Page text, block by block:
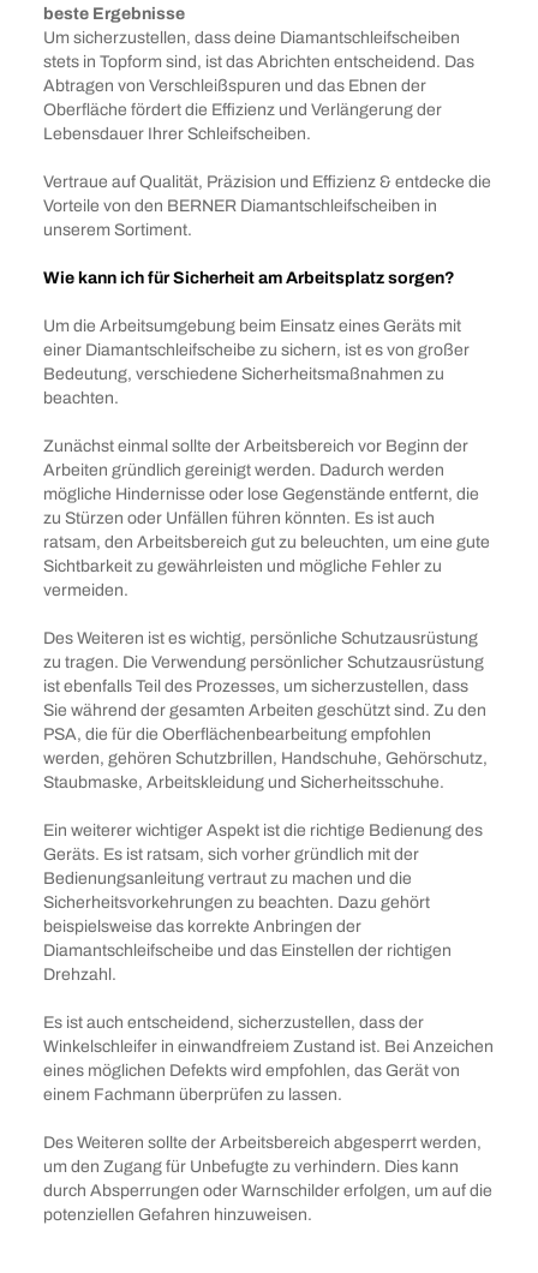
beste Ergebnisse
Um sicherzustellen, dass deine Diamantschleifscheiben
stets in Topform sind, ist das Abrichten entscheidend. Das
Abtragen von Verschleißspuren und das Ebnen der
Oberfläche fördert die Effizienz und Verlängerung der
Lebensdauer Ihrer Schleifscheiben.
Vertraue auf Qualität, Präzision und Effizienz & entdecke die
Vorteile von den BERNER Diamantschleifscheiben in
unserem Sortiment.
Wie kann ich für Sicherheit am Arbeitsplatz sorgen?
Um die Arbeitsumgebung beim Einsatz eines Geräts mit
einer Diamantschleifscheibe zu sichern, ist es von großer
Bedeutung, verschiedene Sicherheitsmaßnahmen zu
beachten.
Zunächst einmal sollte der Arbeitsbereich vor Beginn der
Arbeiten gründlich gereinigt werden. Dadurch werden
mögliche Hindernisse oder lose Gegenstände entfernt, die
zu Stürzen oder Unfällen führen könnten. Es ist auch
ratsam, den Arbeitsbereich gut zu beleuchten, um eine gute
Sichtbarkeit zu gewährleisten und mögliche Fehler zu
vermeiden.
Des Weiteren ist es wichtig, persönliche Schutzausrüstung
zu tragen. Die Verwendung persönlicher Schutzausrüstung
ist ebenfalls Teil des Prozesses, um sicherzustellen, dass
Sie während der gesamten Arbeiten geschützt sind. Zu den
PSA, die für die Oberflächenbearbeitung empfohlen
werden, gehören Schutzbrillen, Handschuhe, Gehörschutz,
Staubmaske, Arbeitskleidung und Sicherheitsschuhe.
Ein weiterer wichtiger Aspekt ist die richtige Bedienung des
Geräts. Es ist ratsam, sich vorher gründlich mit der
Bedienungsanleitung vertraut zu machen und die
Sicherheitsvorkehrungen zu beachten. Dazu gehört
beispielsweise das korrekte Anbringen der
Diamantschleifscheibe und das Einstellen der richtigen
Drehzahl.
Es ist auch entscheidend, sicherzustellen, dass der
Winkelschleifer in einwandfreiem Zustand ist. Bei Anzeichen
eines möglichen Defekts wird empfohlen, das Gerät von
einem Fachmann überprüfen zu lassen.
Des Weiteren sollte der Arbeitsbereich abgesperrt werden,
um den Zugang für Unbefugte zu verhindern. Dies kann
durch Absperrungen oder Warnschilder erfolgen, um auf die
potenziellen Gefahren hinzuweisen.